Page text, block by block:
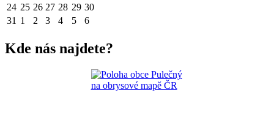
24 25 26 27 28 29 30
31 1 2 3 4 5 6
Kde nás najdete?